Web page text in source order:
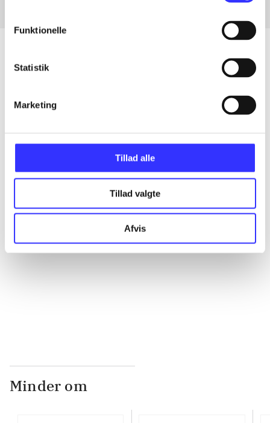
Funktionelle
Statistik
Marketing
Tillad alle
Tillad valgte
Afvis
Alle registrerede artikler fordelt på udgivelser
...
...
...
Minder om